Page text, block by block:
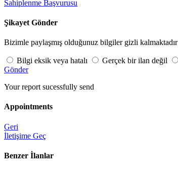
Sahiplenme Başvurusu
Şikayet Gönder
Bizimle paylaşmış olduğunuz bilgiler gizli kalmaktadır
Bilgi eksik veya hatalı Gerçek bir ilan değil
Gönder
Your report sucessfully send
Appointments
Geri
İletişime Geç
Benzer İlanlar